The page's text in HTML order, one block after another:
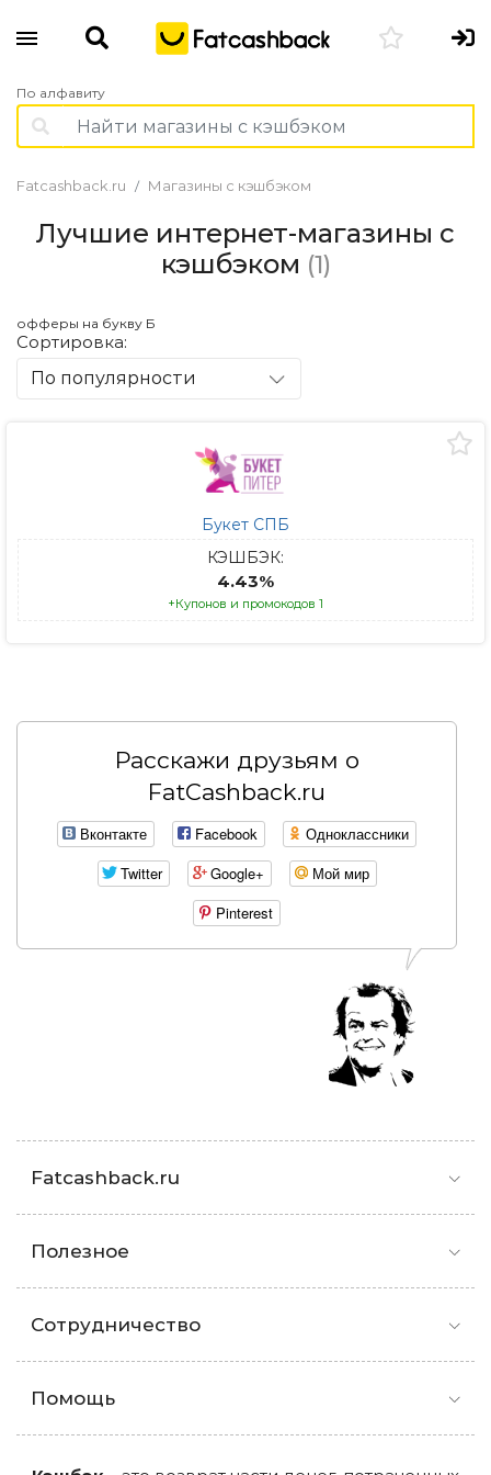
По алфавиту
Fatcashback.ru Магазины с кэшбэком
Лучшие интернет-магазины с
кэшбэком (1)
офферы на букву Б
Сортировка:
По популярности
Букет СПБ
КЭШБЭК:
4.43%
+Купонов и промокодов 1
Расскажи друзьям о
FatCashback.ru
Вконтакте Facebook
Одноклассники
Twitter
Google+
Мой мир
Pinterest
Fatcashback.ru
Полезное
Сотрудничество
Помощь